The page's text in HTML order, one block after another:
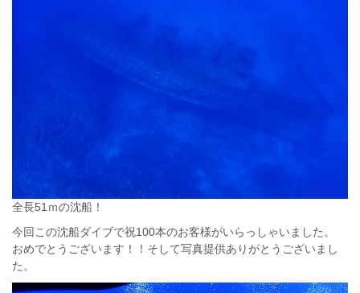
全長51ｍの沈船！
今回この沈船ダイブで祝100本のお客様がいらっしゃいました。
おめでとうございます！！そして写真提供ありがとうございまし
た。